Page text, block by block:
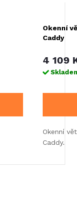
Okenní
Caddy
4 109
Okenní
Caddy.